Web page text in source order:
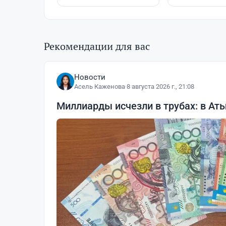
Рекомендации для вас
Новости
Асель Каженова·8 августа 2026 г., 21:08
Миллиарды исчезли в трубах: в